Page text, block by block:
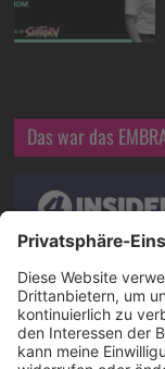
Das war das